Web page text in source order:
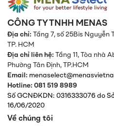
CÔNG TY TNHH MENAS
Địa chỉ:Tầng 7, số 25Bis Nguyễn
TP. HCM
Địa chỉ liên hệ:Tầng 11, Tòa nhà
Phường Tân Định,TP.HCM
Email:
Hotline: 081 519 8989
Số GCNĐKDN: 0316333076 do
16/06/2020
Về chúng tôi